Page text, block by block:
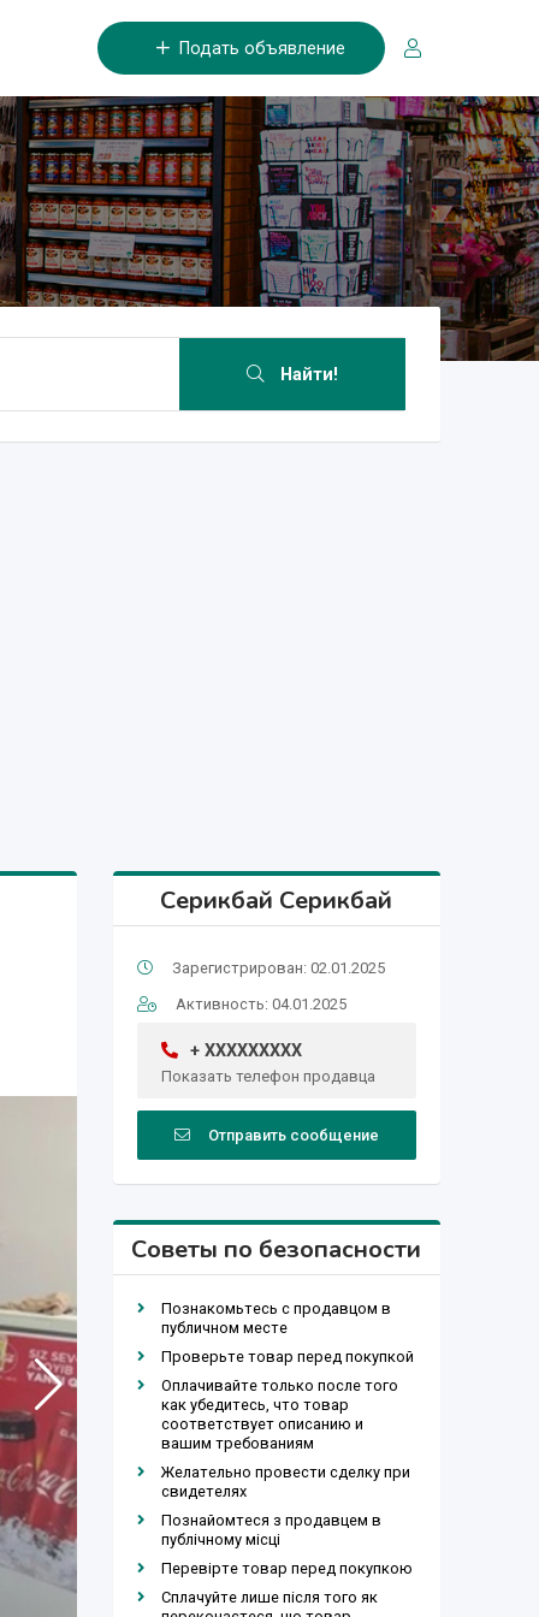
Подать объявление
Найти!
Серикбай Серикбай
Зарегистрирован: 02.01.2025
Активность: 04.01.2025
+ XXXXXXXXX
Показать телефон продавца
Отправить сообщение
Советы по безопасности
Познакомьтесь с продавцом в
публичном месте
Проверьте товар перед покупкой
Оплачивайте только после того
как убедитесь, что товар
соответствует описанию и
вашим требованиям
Желательно провести сделку при
свидетелях
Познайомтеся з продавцем в
публічному місці
Перевірте товар перед покупкою
Сплачуйте лише після того як